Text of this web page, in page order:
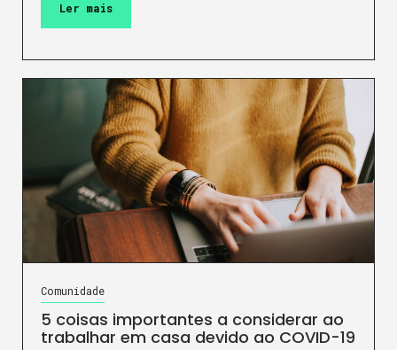
Ler mais
Comunidade
5 coisas importantes a considerar ao
trabalhar em casa devido ao COVID-19